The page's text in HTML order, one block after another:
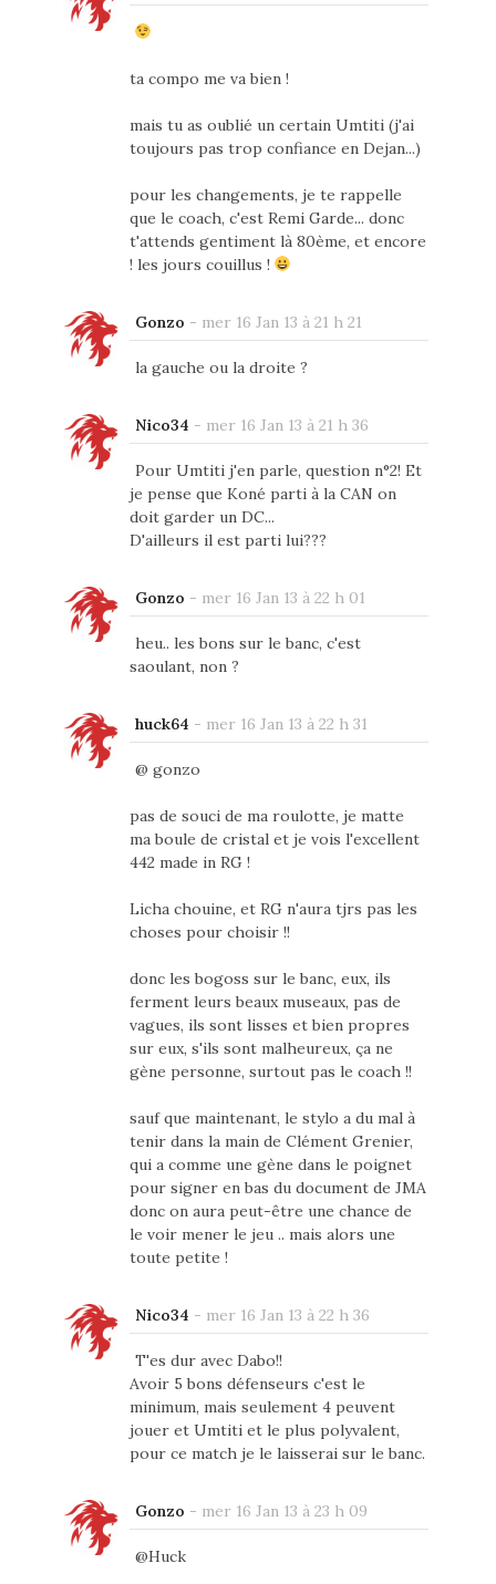
ta compo me va bien !
mais tu as oublié un certain Umtiti (j'ai
toujours pas trop confiance en Dejan...)
pour les changements, je te rappelle
que le coach, c'est Remi Garde... donc
t'attends gentiment là 80ème, et encore
! les jours couillus !
Gonzo - mer 16 Jan 13 à 21 h 21
la gauche ou la droite ?
Nico34 - mer 16 Jan 13 à 21 h 36
Pour Umtiti j'en parle, question n°2! Et
je pense que Koné parti à la CAN on
doit garder un DC...
D'ailleurs il est parti lui???
Gonzo - mer 16 Jan 13 à 22 h 01
heu.. les bons sur le banc, c'est
saoulant, non ?
huck64 - mer 16 Jan 13 à 22 h 31
@ gonzo
pas de souci de ma roulotte, je matte
ma boule de cristal et je vois l'excellent
442 made in RG !
Licha chouine, et RG n'aura tjrs pas les
choses pour choisir !!
donc les bogoss sur le banc, eux, ils
ferment leurs beaux museaux, pas de
vagues, ils sont lisses et bien propres
sur eux, s'ils sont malheureux, ça ne
gène personne, surtout pas le coach !!
sauf que maintenant, le stylo a du mal à
tenir dans la main de Clément Grenier,
qui a comme une gène dans le poignet
pour signer en bas du document de JMA
donc on aura peut-être une chance de
le voir mener le jeu .. mais alors une
toute petite !
Nico34 - mer 16 Jan 13 à 22 h 36
T'es dur avec Dabo!!
Avoir 5 bons défenseurs c'est le
minimum, mais seulement 4 peuvent
jouer et Umtiti et le plus polyvalent,
pour ce match je le laisserai sur le banc.
Gonzo - mer 16 Jan 13 à 23 h 09
@Huck